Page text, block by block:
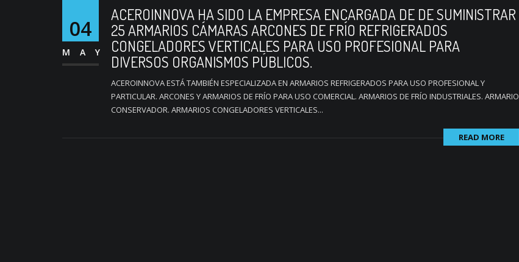
04
MAY
ACEROINNOVA HA SIDO LA EMPRESA ENCARGADA DE DE SUMINISTRAR
25 ARMARIOS CÁMARAS ARCONES DE FRÍO REFRIGERADOS
CONGELADORES VERTICALES PARA USO PROFESIONAL PARA
DIVERSOS ORGANISMOS PÚBLICOS.
ACEROINNOVA ESTÁ TAMBIÉN ESPECIALIZADA EN ARMARIOS REFRIGERADOS PARA USO PROFESIONAL Y
PARTICULAR. ARCONES Y ARMARIOS DE FRÍO PARA USO COMERCIAL. ARMARIOS DE FRÍO INDUSTRIALES. ARMARIO
CONSERVADOR. ARMARIOS CONGELADORES VERTICALES...
READ MORE